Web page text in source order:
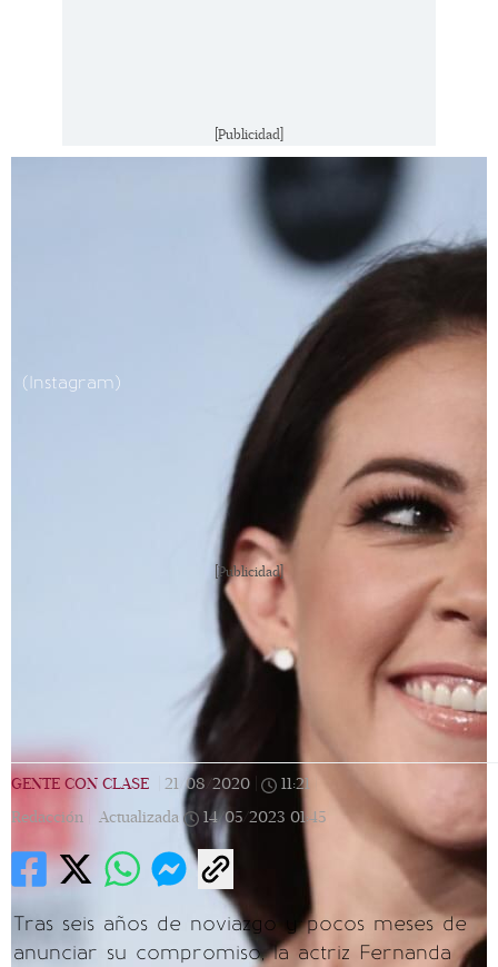
[Publicidad]
(Instagram)
[Publicidad]
GENTE CON CLASE 21/08/2020 11:21
Redacción |
Actualizada 14/05/2023 01:45
Tras seis años de noviazgo y pocos meses de
anunciar su compromiso, la actriz Fernanda